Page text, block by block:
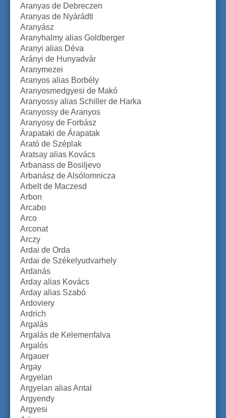
Aranyas de Debreczen
Aranyas de Nyárádti
Aranyász
Aranyhalmy alias Goldberger
Aranyi alias Déva
Arányi de Hunyadvár
Aranymezei
Aranyos alias Borbély
Aranyosmedgyesi de Makó
Aranyossy alias Schiller de Harka
Aranyossy de Aranyos
Aranyosy de Forbász
Árapataki de Árapatak
Arató de Széplak
Aratsay alias Kovács
Arbanass de Bosiljevo
Arbanász de Alsólomnicza
Arbelt de Maczesd
Arbon
Arcabo
Arco
Arconat
Arczy
Ardai de Orda
Ardai de Székelyudvarhely
Ardanás
Arday alias Kovács
Arday alias Szabó
Ardoviery
Ardrich
Argalás
Argalás de Kelemenfalva
Argalós
Argauer
Argay
Argyelan
Argyelan alias Antal
Argyendy
Argyesi